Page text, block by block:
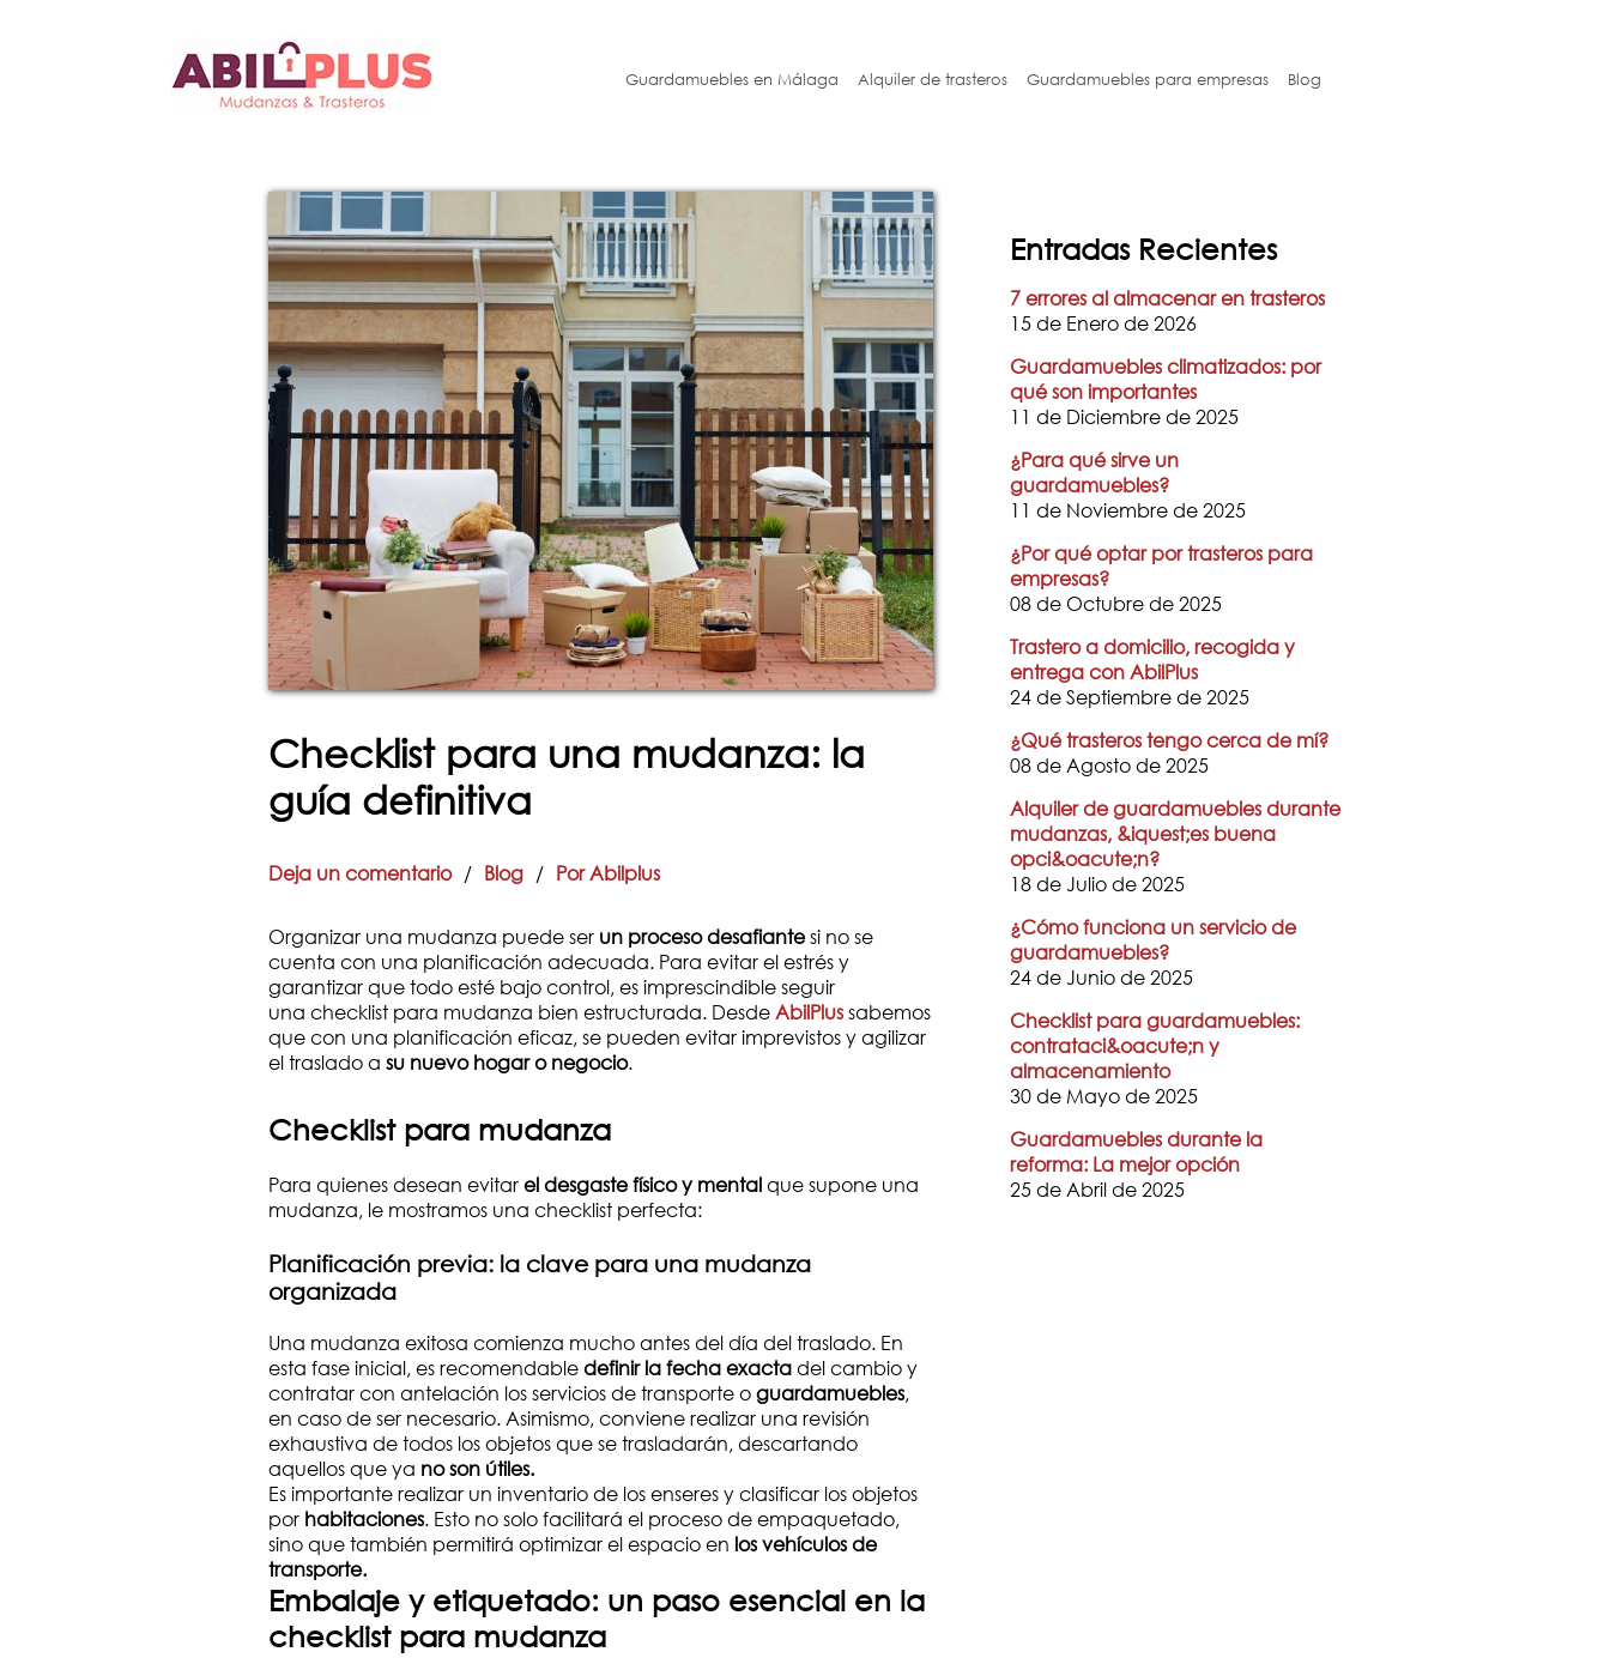
Guardamuebles en Málaga Alquiler de trasteros Guardamuebles para empresas Blog
Checklist para una mudanza: la
guía definitiva
Deja un comentario / Blog / Por Abilplus
Organizar una mudanza puede ser un proceso desafiantesi no se
cuenta con una planificación adecuada. Para evitar el estrés y
garantizar que todo esté bajo control, es imprescindible seguir
una checklist para mudanza bien estructurada. DesdeAbilPlussabemos
que con una planificación eficaz, se pueden evitar imprevistos y agilizar
el traslado a su nuevo hogar o negocio.
Checklist para mudanza
Para quienes desean evitarel desgaste físico y mentalque supone una
mudanza, le mostramos una checklist perfecta:
Planificación previa: la clave para una mudanza
organizada
Una mudanza exitosa comienza mucho antes del día del traslado. En
esta fase inicial, es recomendabledefinir la fecha exactadel cambio y
contratar con antelación los servicios de transporte oguardamuebles,
en caso de ser necesario. Asimismo, conviene realizar una revisión
exhaustiva de todos los objetos que se trasladarán, descartando
aquellos que ya no son útiles.
Es importante realizar un inventario de los enseres y clasificar los objetos
por habitaciones. Esto no solo facilitará el proceso de empaquetado,
sino que también permitirá optimizar el espacio en los vehículos de
transporte.
Embalaje y etiquetado: un paso esencial en la
checklist para mudanza
Entradas Recientes
7 errores al almacenar en trasteros
15 de Enero de 2026
Guardamuebles climatizados: por
qué son importantes
11 de Diciembre de 2025
¿Para qué sirve un
guardamuebles?
11 de Noviembre de 2025
¿Por qué optar por trasteros para
empresas?
08 de Octubre de 2025
Trastero a domicilio, recogida y
entrega con AbilPlus
24 de Septiembre de 2025
¿Qué trasteros tengo cerca de mí?
08 de Agosto de 2025
Alquiler de guardamuebles durante
mudanzas, &iquest;es buena
opci&oacute;n?
18 de Julio de 2025
¿Cómo funciona un servicio de
guardamuebles?
24 de Junio de 2025
Checklist para guardamuebles:
contrataci&oacute;n y
almacenamiento
30 de Mayo de 2025
Guardamuebles durante la
reforma: La mejor opción
25 de Abril de 2025